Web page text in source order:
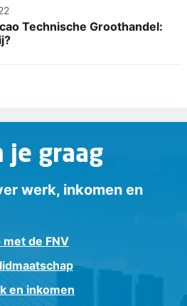
Technische Groothandel:
je graag
werk, inkomen en
de FNV
en inkomen